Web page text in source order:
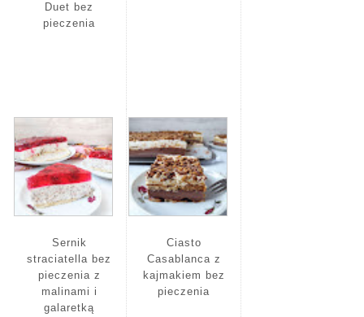
Duet bez
pieczenia
Sernik
straciatella bez
pieczenia z
malinami i
galaretką
Ciasto
Casablanca z
kajmakiem bez
pieczenia